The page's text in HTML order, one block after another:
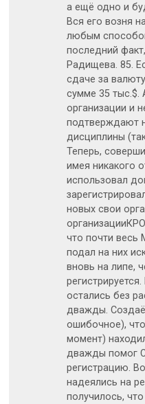
а ещё одно и
Вся его возня
любым
последний
Радищева. 85.
сдаче за
сумме 35
организации и
подтверждают
дисциплины
Теперь,
имея никакого
использовал
новых свои
что почти весь
подал на них
вновь на липе,
остались без
дважды.
ошибочное),
момент)
дважды помог
регистрацию.
надеялись на
получилось,